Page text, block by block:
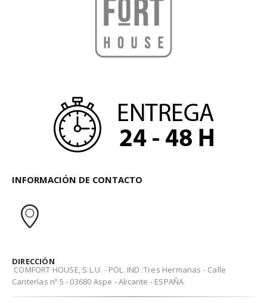
INFORMACIÓN DE CONTACTO
DIRECCIÓN
COMFORT HOUSE, S.L.U. - POL. IND. Tres Hermanas - Calle
Canterías nº 5 - 03680 Aspe - Alicante - ESPAÑA